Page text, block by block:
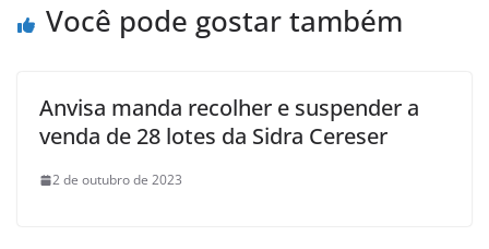
Você pode gostar também
Anvisa manda recolher e suspender a
venda de 28 lotes da Sidra Cereser
2 de outubro de 2023